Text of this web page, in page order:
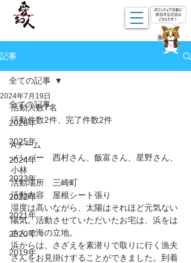
記事
全ての記事
2026年
2025年
2024年
2023年
2022年
2021年
2020年
2019年
全ての記事
2024年7月19日
活動人数7名
活動件数2件、完了件数2件
Aチーム
メンバー　西村さん、飯富さん、星野さん、
小林
活動場所　三崎町
活動内容　屋根シート張り
湿度は高いながら、太陽はそれほど元気ない
陽気。活動させていただいたお宅は、浜をは
さんで海の立地。
浜からは、さざえを素潜りで取りに行く漁夫
さんをお見掛けすることができました。到着